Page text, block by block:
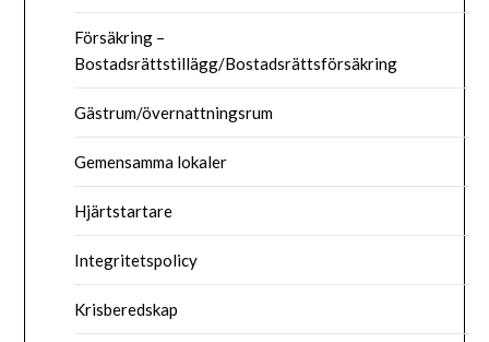
Försäkring –
Bostadsrättstillägg/Bostadsrättsförsäkring
Gästrum/övernattningsrum
Gemensamma lokaler
Hjärtstartare
Integritetspolicy
Krisberedskap